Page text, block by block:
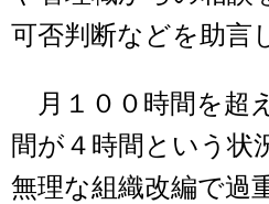
可否判断などを助言
月１００時間を超
間が４時間という状
無理な組織改編で過